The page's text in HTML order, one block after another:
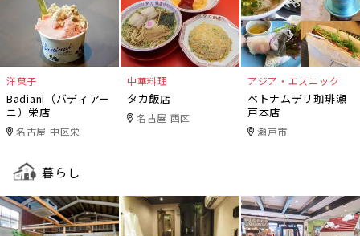
洋菓子
Badiani（バディアー
ニ）栄店
名古屋 中区栄
中華料理
タカ飯店
名古屋 西区
アジア・エスニック
ベトナムデリ珈琲瀬
戸本店
瀬戸市
暮らし